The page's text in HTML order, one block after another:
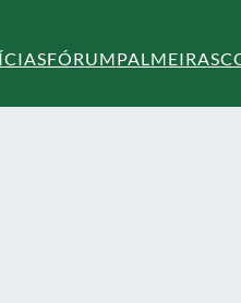
FÓRUMPALMEIRAS